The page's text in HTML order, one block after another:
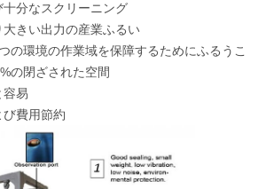
分なスクリーニング
きい出力の産業ふるい
の環境の作業域を保障するためにふるうこ
の閉ざされた空間
容易
費用節約